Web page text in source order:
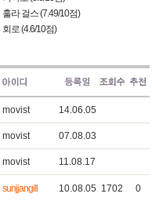
훌라 걸스 (7.49/10점)
회로 (4.6/10점)
movist 14.06.05
movist 07.08.03
movist 11.08.17
sunjjangill 10.08.05 1702 0